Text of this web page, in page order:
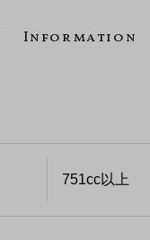
Information